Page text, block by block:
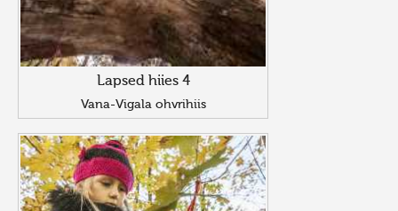
Lapsed hiies 4
Vana-Vigala ohvrihiis